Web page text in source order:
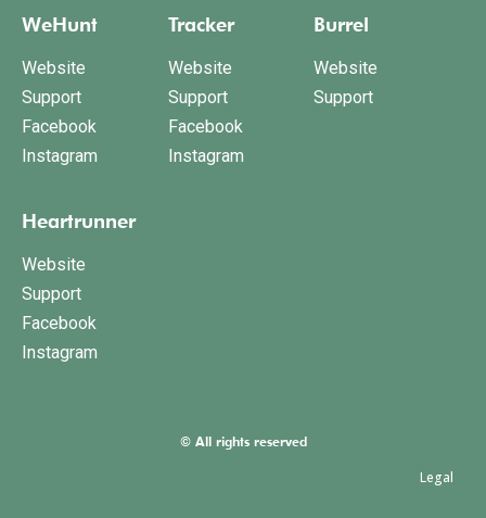
WeHunt
Website
Support
Facebook
Instagram
Tracker
Website
Support
Facebook
Instagram
Burrel
Website
Support
Heartrunner
Website
Support
Facebook
Instagram
© All rights reserved
Legal